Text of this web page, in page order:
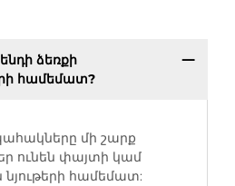
ձեռքի
համեմատ?
մի շարք
ունեն փայտի կամ
համեմատ: